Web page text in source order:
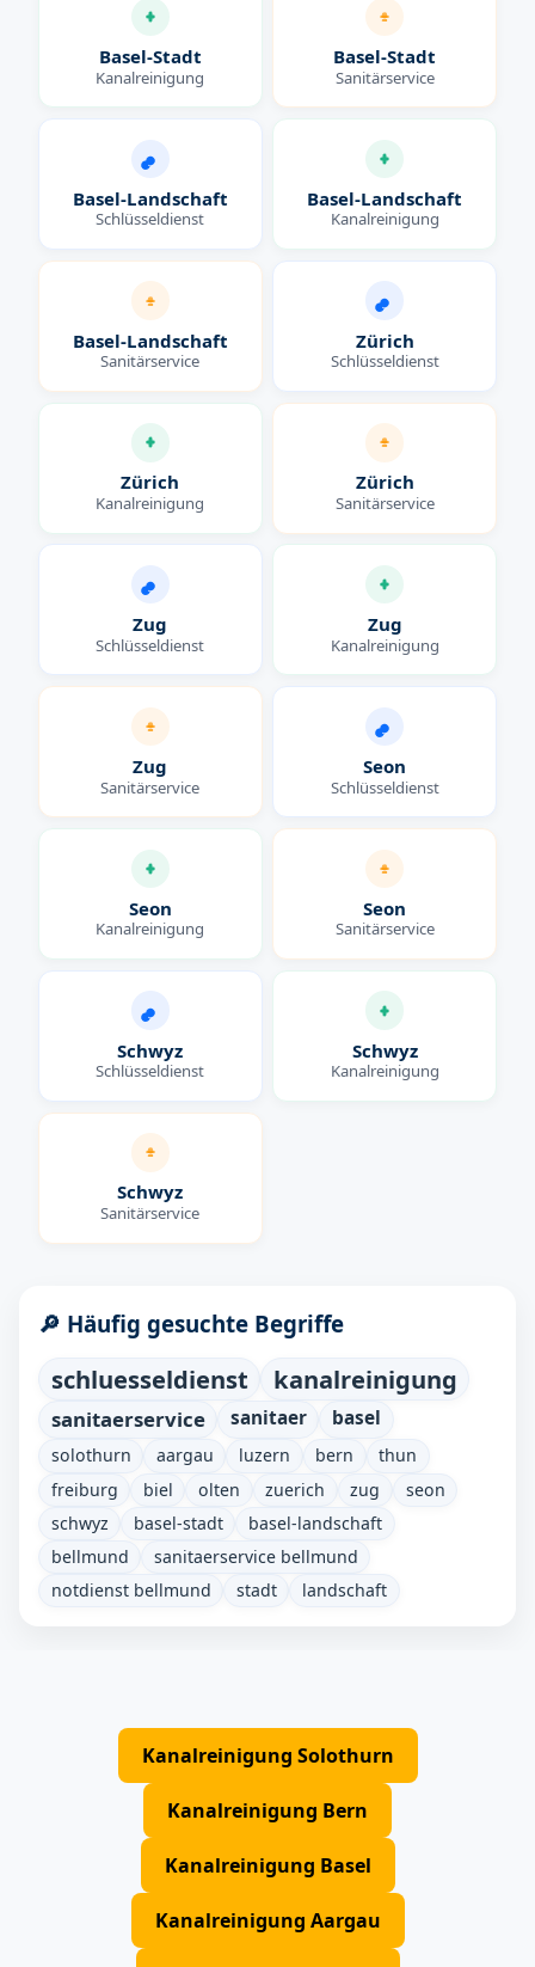
Basel-Stadt
Kanalreinigung
Basel-Stadt
Sanitärservice
Basel-Landschaft
Schlüsseldienst
Basel-Landschaft
Kanalreinigung
Basel-Landschaft
Sanitärservice
Zürich
Schlüsseldienst
Zürich
Kanalreinigung
Zürich
Sanitärservice
Zug
Schlüsseldienst
Zug
Kanalreinigung
Zug
Sanitärservice
Seon
Schlüsseldienst
Seon
Kanalreinigung
Seon
Sanitärservice
Schwyz
Schlüsseldienst
Schwyz
Kanalreinigung
Schwyz
Sanitärservice
🔎 Häufig gesuchte Begriffe
schluesseldienst kanalreinigung
sanitaerservice sanitaer basel
solothurn aargau luzern bern
thun
freiburg
biel olten zuerich zug
seon
schwyz
basel-stadt
basel-landschaft
bellmund
sanitaerservice bellmund
notdienst bellmund
stadt landschaft
Kanalreinigung Solothurn
Kanalreinigung Bern
Kanalreinigung Basel
Kanalreinigung Aargau